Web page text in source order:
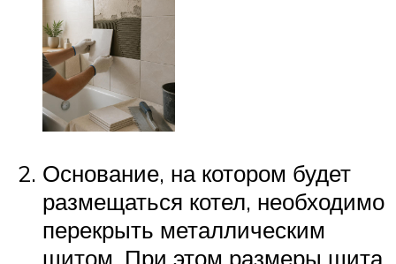
Основание, на котором будет
размещаться котел, необходимо
перекрыть металлическим
щитом. При этом размеры щита